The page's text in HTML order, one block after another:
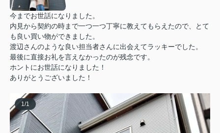
今までお世話になりました。
内見から契約の時まで一つ一つ丁寧に教えてもらえたので、とて
も良い買い物ができました。
渡辺さんのような良い担当者さんに出会えてラッキーでした。
最後に直接お礼を言えなかったのが残念です。
ホントにお世話になりました！
ありがとうございました！
1/1